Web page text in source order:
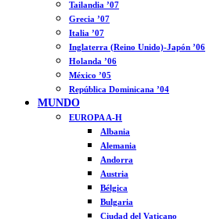
Tailandia ’07
Grecia ’07
Italia ’07
Inglaterra (Reino Unido)-Japón ’06
Holanda ’06
México ’05
República Dominicana ’04
MUNDO
EUROPA A-H
Albania
Alemania
Andorra
Austria
Bélgica
Bulgaria
Ciudad del Vaticano